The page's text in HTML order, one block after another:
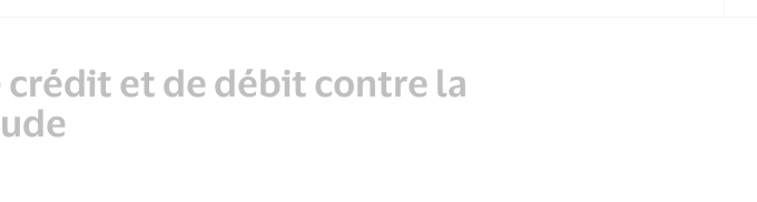
crédit et de débit contre la